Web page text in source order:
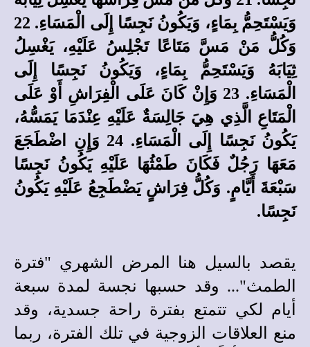
وَيَسْتَحِمُّ بِمَاءٍ، وَيَكُونُ نَجِسًا إِلَى الْمَسَاءِ. 22
وَكُلُّ مَنْ مَسَّ مَتَاعًا تَجْلِسُ عَلَيْهِ، يَغْسِلُ
ثِيَابَهُ وَيَسْتَحِمُّ بِمَاءٍ، وَيَكُونُ نَجِسًا إِلَى
الْمَسَاءِ. 23 وَإِنْ كَانَ عَلَى الْفِرَاشِ أَوْ عَلَى
الْمَتَاعِ الَّذِي هِيَ جَالِسَةٌ عَلَيْهِ عِنْدَمَا يَمَسُّهُ،
يَكُونُ نَجِسًا إِلَى الْمَسَاءِ. 24 وَإِنِ اضْطَجَعَ
مَعَهَا رَجُلٌ فَكَانَ طَمْثُهَا عَلَيْهِ يَكُونُ نَجِسًا
سَبْعَةَ أَيَّامٍ. وَكُلُّ فِرَاشٍ يَضْطَجِعُ عَلَيْهِ يَكُونُ
نَجِسًا.
يقصد بالسيل هنا المرض الشهري "فترة
الطمث"... وقد حسبها نجسة لمدة سبعة
أيام لكي تتمتع بفترة راحة جسدية، وقد
منع العلاقات الزوجية في تلك الفترة، ربما